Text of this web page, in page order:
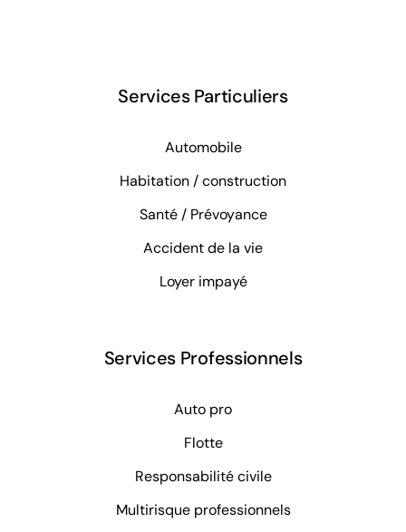
Services Particuliers
Automobile
Habitation / construction
Santé / Prévoyance
Accident de la vie
Loyer impayé
Services Professionnels
Auto pro
Flotte
Responsabilité civile
Multirisque professionnels